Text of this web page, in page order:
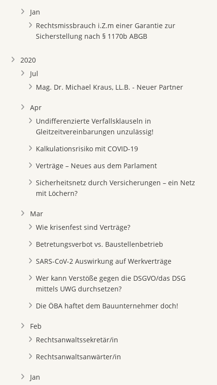
Jan
Rechtsmissbrauch i.Z.m einer Garantie zur
Sicherstellung nach § 1170b ABGB
2020
Jul
Mag. Dr. Michael Kraus, LL.B. - Neuer Partner
Apr
Undifferenzierte Verfallsklauseln in
Gleitzeitvereinbarungen unzulässig!
Kalkulationsrisiko mit COVID-19
Verträge – Neues aus dem Parlament
Sicherheitsnetz durch Versicherungen – ein Netz
mit Löchern?
Mar
Wie krisenfest sind Verträge?
Betretungsverbot vs. Baustellenbetrieb
SARS-CoV-2 Auswirkung auf Werkverträge
Wer kann Verstöße gegen die DSGVO/das DSG
mittels UWG durchsetzen?
Die ÖBA haftet dem Bauunternehmer doch!
Feb
Rechtsanwaltssekretär/in
Rechtsanwaltsanwärter/in
Jan